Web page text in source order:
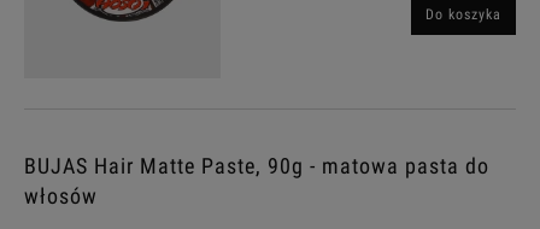
Do koszyka
BUJAS Hair Matte Paste, 90g - matowa pasta do
włosów